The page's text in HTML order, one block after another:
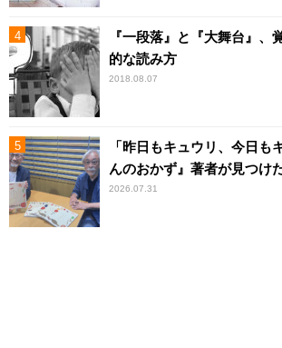
『一段落』と『大舞台』、
的な読み方
2018.08.07
「昨日もキュウリ、今日も
んのおかず』著者が見つけ
2026.07.31